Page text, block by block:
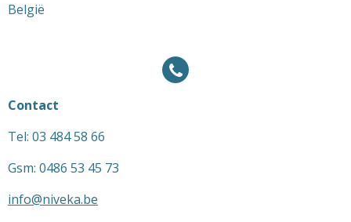
België
Contact
Tel: 03 484 58 66
Gsm: 0486 53 45 73
info@niveka.be